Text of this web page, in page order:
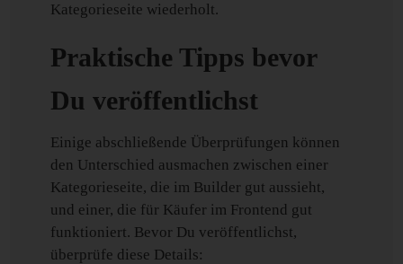
Kategorieseite wiederholt.
Praktische Tipps bevor
Du veröffentlichst
Einige abschließende Überprüfungen können
den Unterschied ausmachen zwischen einer
Kategorieseite, die im Builder gut aussieht,
und einer, die für Käufer im Frontend gut
funktioniert. Bevor Du veröffentlichst,
überprüfe diese Details: